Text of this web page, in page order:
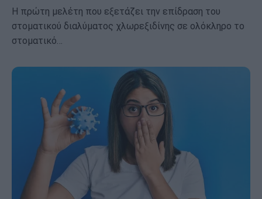
Η πρώτη μελέτη που εξετάζει την επίδραση του
στοματικού διαλύματος χλωρεξιδίνης σε ολόκληρο το
στοματικό…